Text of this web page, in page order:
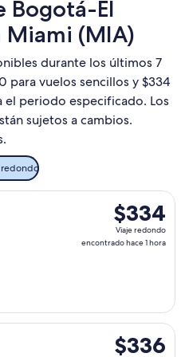
Bogotá-El
Miami (MIA)
durante los últimos 7
para vuelos sencillos y $334
el periodo especificado. Los
sujetos a cambios.
$334
Viaje
redondo,
$334
Viaje redondo
encontrado hace 1 hora
salida el mar, 3 nov.
$336
$336
salida el mar, 29 sept.